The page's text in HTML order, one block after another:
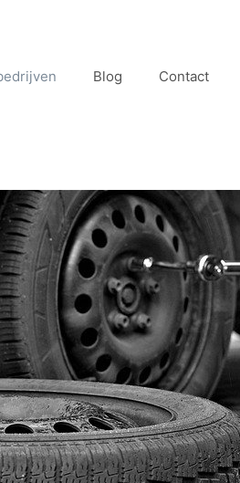
Blog Contact